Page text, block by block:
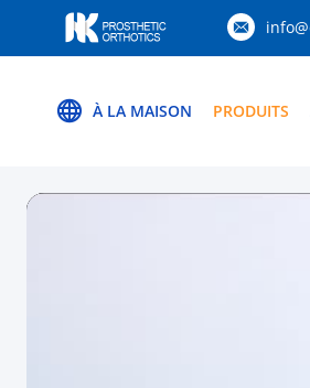
À LA MAISON PRODUITS